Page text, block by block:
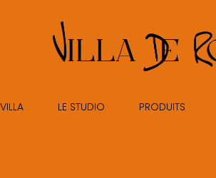
LE STUDIO PRODUITS